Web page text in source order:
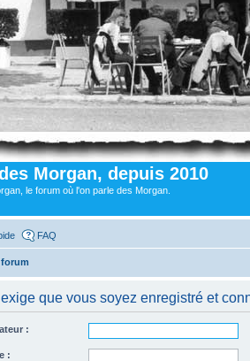
Morgan, depuis 2010
le forum où l'on parle des Morgan.
FAQ
exige que vous soyez enregistré et
:
: